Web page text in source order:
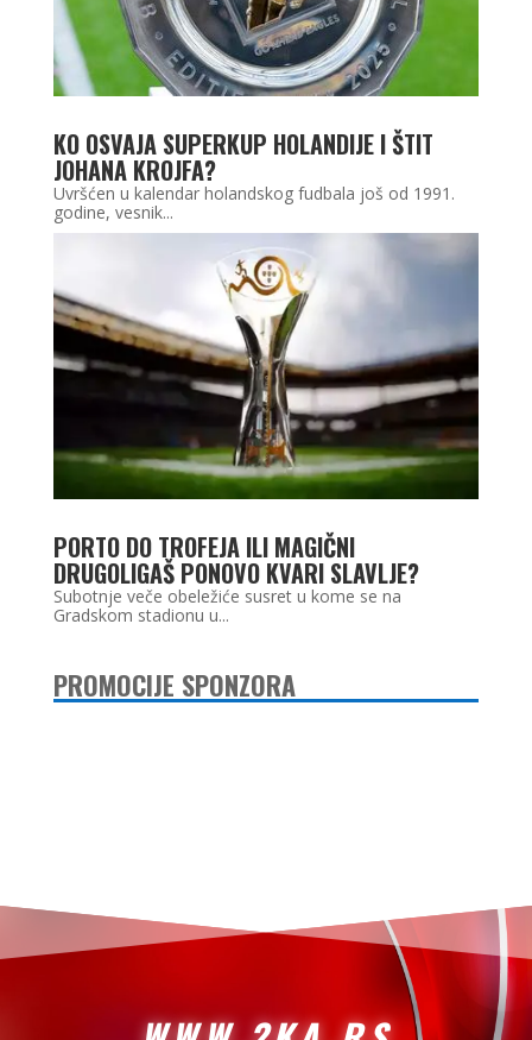
KO OSVAJA SUPERKUP HOLANDIJE I ŠTIT
JOHANA KROJFA?
Uvršćen u kalendar holandskog fudbala još od 1991.
godine, vesnik...
PORTO DO TROFEJA ILI MAGIČNI
DRUGOLIGAŠ PONOVO KVARI SLAVLJE?
Subotnje veče obeležiće susret u kome se na
Gradskom stadionu u...
PROMOCIJE SPONZORA